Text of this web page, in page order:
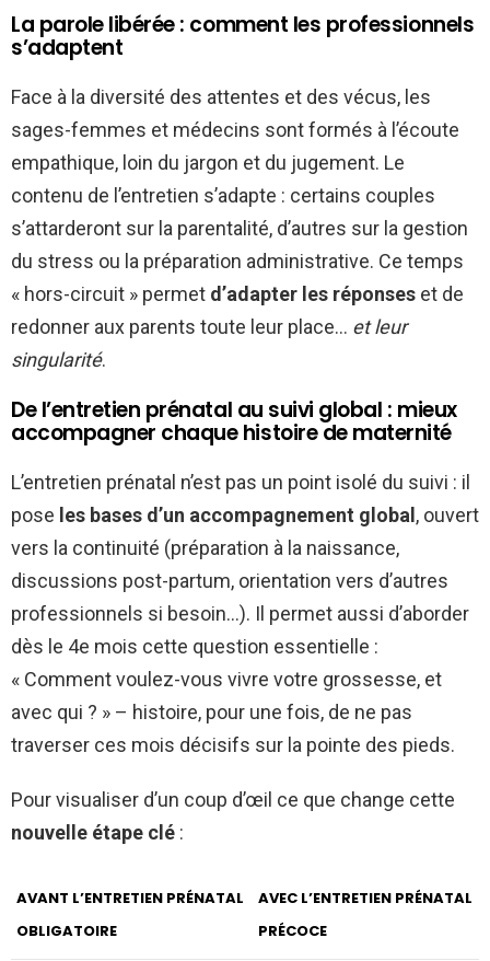
La parole libérée : comment les professionnels
s’adaptent
Face à la diversité des attentes et des vécus, les
sages-femmes et médecins sont formés à l’écoute
empathique, loin du jargon et du jugement. Le
contenu de l’entretien s’adapte : certains couples
s’attarderont sur la parentalité, d’autres sur la gestion
du stress ou la préparation administrative. Ce temps
« hors-circuit » permet d’adapter les réponses et de
redonner aux parents toute leur place… et leur
singularité.
De l’entretien prénatal au suivi global : mieux
accompagner chaque histoire de maternité
L’entretien prénatal n’est pas un point isolé du suivi : il
pose les bases d’un accompagnement global, ouvert
vers la continuité (préparation à la naissance,
discussions post-partum, orientation vers d’autres
professionnels si besoin…). Il permet aussi d’aborder
dès le 4e mois cette question essentielle :
« Comment voulez-vous vivre votre grossesse, et
avec qui ? » – histoire, pour une fois, de ne pas
traverser ces mois décisifs sur la pointe des pieds.
Pour visualiser d’un coup d’œil ce que change cette
nouvelle étape clé :
AVANT L’ENTRETIEN PRÉNATAL
OBLIGATOIRE
AVEC L’ENTRETIEN PRÉNATAL
PRÉCOCE